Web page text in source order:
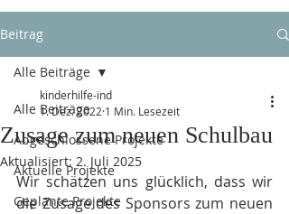
Beitrag
Alle Beiträge
Abgeschlossene Projekte
Aktuelle Projekte
Geplante Projekte
Alle Beiträge
Zusage zum neuen Schulbau
kinderhilfe-ind
1. Dez. 2022 1 Min. Lesezeit
Aktualisiert: 2. Juli 2025
Wir schätzen uns glücklich, dass wir
die Zusage des Sponsors zum neuen